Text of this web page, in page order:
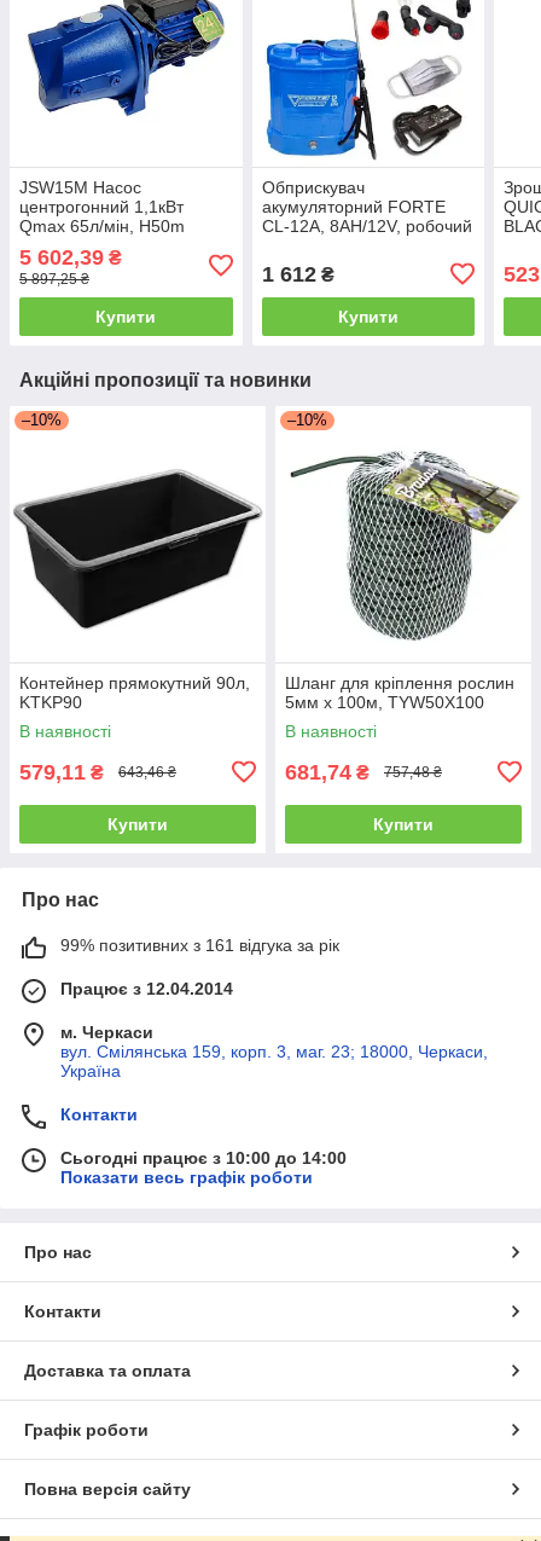
JSW15M Насос
центрогонний 1,1кВт
Qmax 65л/мін, H50m
5 602,39 ₴
5 897,25 ₴
Купити
Обприскувач
акумуляторний FORTE
CL-12A, 8АН/12V, робочий
вага 6,5 кг
1 612₴
Купити
Акційні пропозиції та новинки
–10%
Контейнер прямокутний 90л,
KTKP90
В наявності
579,11 ₴ 643,46 ₴
Купити
–10%
Шланг для кріплення рослин
5мм х 100м, TYW50X100
В наявності
681,74 ₴ 757,48 ₴
Купити
Про нас
99% позитивних з 161 відгука за рік
Працює з 12.04.2014
м. Черкаси
вул. Смілянська 159, корп. 3, маг. 23; 18000, Черкаси,
Україна
Контакти
Сьогодні працює з 10:00 до 14:00
Показати весь графік роботи
Про нас
Контакти
Доставка та оплата
Графік роботи
Повна версія сайту